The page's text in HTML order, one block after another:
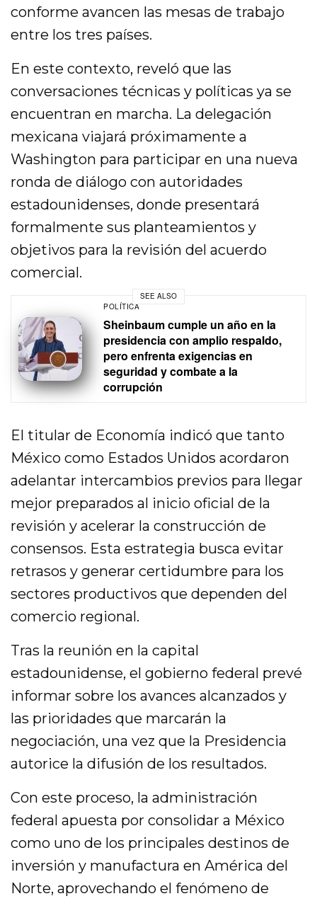
conforme avancen las mesas de trabajo
entre los tres países.
En este contexto, reveló que las
conversaciones técnicas y políticas ya se
encuentran en marcha. La delegación
mexicana viajará próximamente a
Washington para participar en una nueva
ronda de diálogo con autoridades
estadounidenses, donde presentará
formalmente sus planteamientos y
objetivos para la revisión del acuerdo
comercial.
SEE ALSO
POLÍTICA
Sheinbaum cumple un año en la
presidencia con amplio respaldo,
pero enfrenta exigencias en
seguridad y combate a la
corrupción
El titular de Economía indicó que tanto
México como Estados Unidos acordaron
adelantar intercambios previos para llegar
mejor preparados al inicio oficial de la
revisión y acelerar la construcción de
consensos. Esta estrategia busca evitar
retrasos y generar certidumbre para los
sectores productivos que dependen del
comercio regional.
Tras la reunión en la capital
estadounidense, el gobierno federal prevé
informar sobre los avances alcanzados y
las prioridades que marcarán la
negociación, una vez que la Presidencia
autorice la difusión de los resultados.
Con este proceso, la administración
federal apuesta por consolidar a México
como uno de los principales destinos de
inversión y manufactura en América del
Norte, aprovechando el fenómeno de